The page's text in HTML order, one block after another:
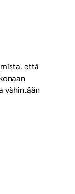
että
vähintään